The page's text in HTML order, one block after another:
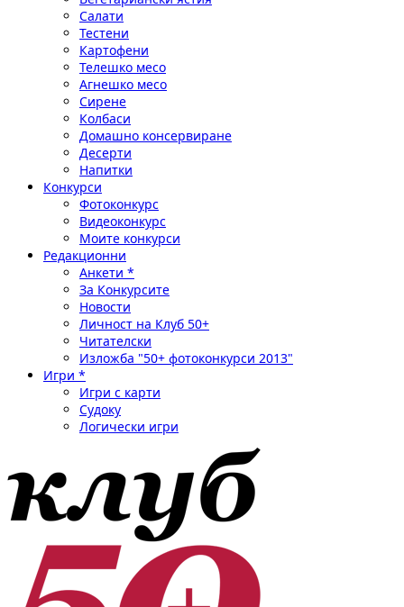
Салати
Тестени
Картофени
Телешко месо
Агнешко месо
Сирене
Колбаси
Домашно консервиране
Десерти
Напитки
Конкурси
Фотоконкурс
Видеоконкурс
Моите конкурси
Редакционни
Анкети *
За Конкурсите
Новости
Личност на Клуб 50+
Читателски
Изложба "50+ фотоконкурси 2013"
Игри *
Игри с карти
Судоку
Логически игри